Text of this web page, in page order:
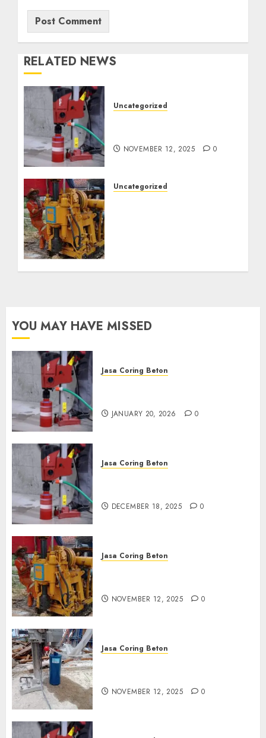
RELATED NEWS
Uncategorized
NOVEMBER 12, 2025 0
Uncategorized
YOU MAY HAVE MISSED
Jasa Coring Beton
JANUARY 20, 2026 0
Jasa Coring Beton
DECEMBER 18, 2025 0
Jasa Coring Beton
NOVEMBER 12, 2025 0
Jasa Coring Beton
NOVEMBER 12, 2025 0